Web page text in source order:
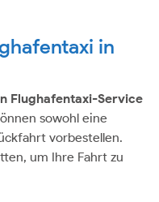
in
Flughafentaxi-Service
sowohl eine
vorbestellen.
um Ihre Fahrt zu